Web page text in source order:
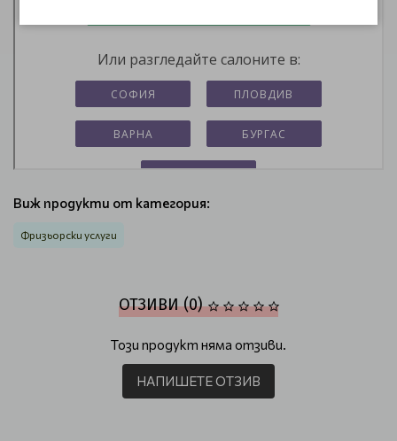
Виж продукти от категория:
Фризьорски услуги
ОТЗИВИ (0)
Този продукт няма отзиви.
НАПИШЕТЕ ОТЗИВ